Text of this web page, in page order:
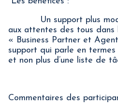
Un support plus
aux attentes des tous
« Business Partner et
support qui parle en
et non plus d’une liste de
Commentaires des